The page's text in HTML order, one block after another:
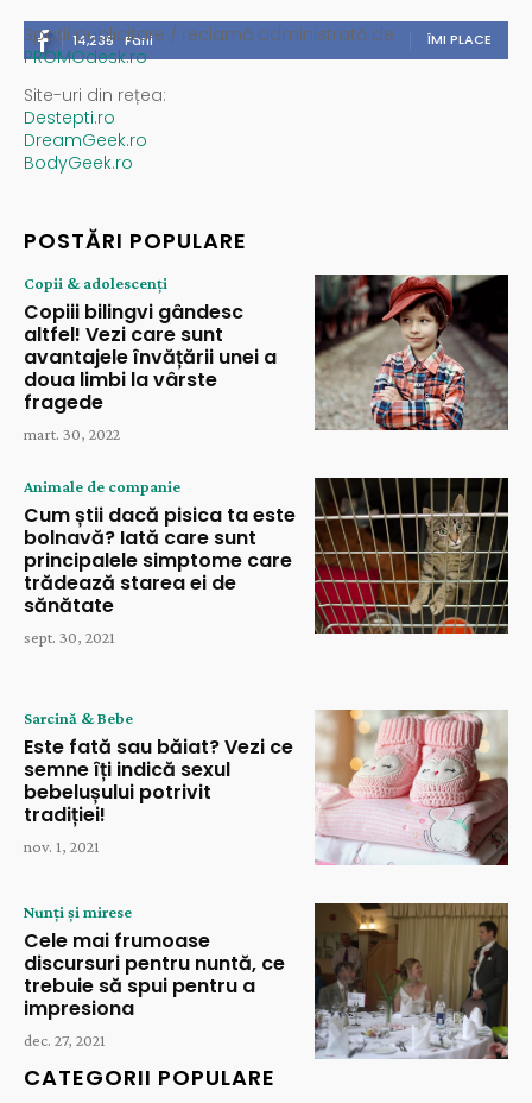
14,235 Fani ÎMI PLACE
Spații publicitare / reclamă administrată de
PROMOdesk.ro
Site-uri din rețea:
Destepti.ro
DreamGeek.ro
BodyGeek.ro
POSTĂRI POPULARE
Copii & adolescenți
Copiii bilingvi gândesc
altfel! Vezi care sunt
avantajele învățării unei a
doua limbi la vârste
fragede
mart. 30, 2022
Animale de companie
Cum știi dacă pisica ta este
bolnavă? Iată care sunt
principalele simptome care
trădează starea ei de
sănătate
sept. 30, 2021
Sarcină & Bebe
Este fată sau băiat? Vezi ce
semne îți indică sexul
bebelușului potrivit
tradiției!
nov. 1, 2021
Nunți și mirese
Cele mai frumoase
discursuri pentru nuntă, ce
trebuie să spui pentru a
impresiona
dec. 27, 2021
CATEGORII POPULARE